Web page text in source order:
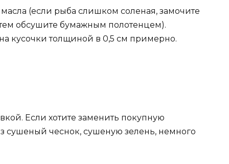
(если рыба слишком соленая, замочите
обсушите бумажным полотенцем).
кусочки толщиной в 0,5 см примерно.
Если хотите заменить покупную
сушеный чеснок, сушеную зелень, немного